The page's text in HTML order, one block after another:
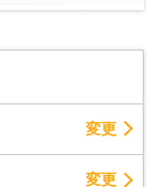
変更
変更